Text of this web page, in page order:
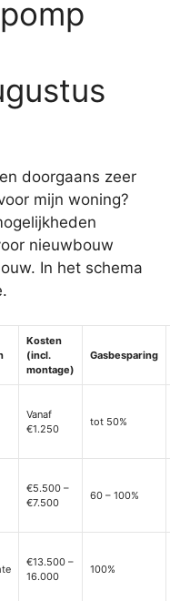
doorgaans zeer
mijn woning?
nieuwbouw
In het schema
Kosten
(incl.
montage)
Gasbesparing
Vanaf
€1.250
tot 50%
€5.500 –
€7.500
60 – 100%
€13.500 –
16.000
100%